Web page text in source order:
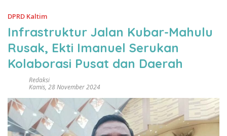
DPRD Kaltim
Infrastruktur Jalan Kubar-Mahulu
Rusak, Ekti Imanuel Serukan
Kolaborasi Pusat dan Daerah
Redaksi
Kamis, 28 November 2024